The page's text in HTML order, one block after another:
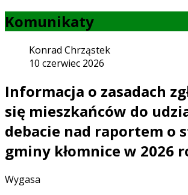
Komunikaty
Konrad Chrząstek
10 czerwiec 2026
Informacja o zasadach
się mieszkańców do
debacie nad raportem o
gminy kłomnice w 2026
Wygasa